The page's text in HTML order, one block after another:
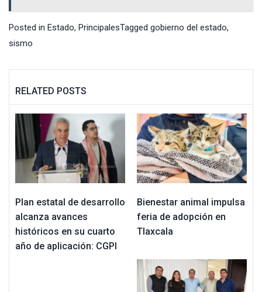
Posted in Estado, PrincipalesTagged gobierno del estado,
sismo
RELATED POSTS
Plan estatal de desarrollo
alcanza avances
históricos en su cuarto
año de aplicación: CGPI
Bienestar animal impulsa
feria de adopción en
Tlaxcala